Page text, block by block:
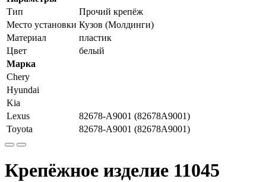
Тип
Прочий крепёж
Место установки Кузов (Молдинги)
Материал
пластик
Цвет
белый
Марка
Chery
Hyundai
Kia
Lexus
82678-A9001 (82678A9001)
Toyota
82678-A9001 (82678A9001)
Крепёжное изделие 11045